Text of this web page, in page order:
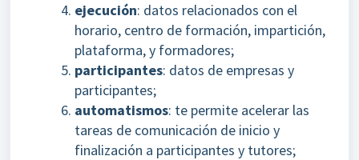
ejecución: datos relacionados con el
horario, centro de formación, impartición,
plataforma, y formadores;
participantes: datos de empresas y
participantes;
automatismos: te permite acelerar las
tareas de comunicación de inicio y
finalización a participantes y tutores;